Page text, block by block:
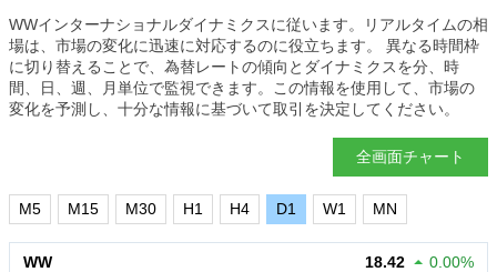
WWインターナショナルダイナミクスに従います。リアルタイムの相
場は、市場の変化に迅速に対応するのに役立ちます。 異なる時間枠
に切り替えることで、為替レートの傾向とダイナミクスを分、時
間、日、週、月単位で監視できます。この情報を使用して、市場の
変化を予測し、十分な情報に基づいて取引を決定してください。
全画面チャート
M5 M15 M30 H1 H4 D1 W1 MN
WW 18.42 0.00%